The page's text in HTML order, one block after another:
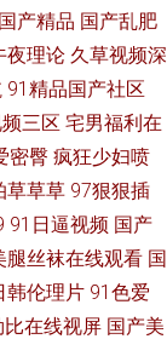
产精品 国产乱肥
夜理论 久草视频深
91精品国产社区
三区 宅男福利在
密臀 疯狂少妇喷
草草草 97狠狠插
91日逼视频 国产
腿丝袜在线观看 国
韩伦理片 91色爱
比在线视屏 国产美